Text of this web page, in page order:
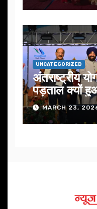
UNCATEGORIZED
अंतराष्ट्रीय
पड़ताल क्यों
निखार
MARCH 23,